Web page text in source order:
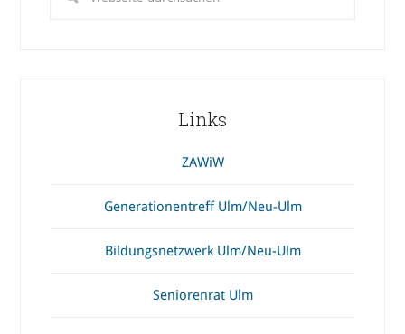
Links
ZAWiW
Generationentreff Ulm/Neu-Ulm
Bildungsnetzwerk Ulm/Neu-Ulm
Seniorenrat Ulm